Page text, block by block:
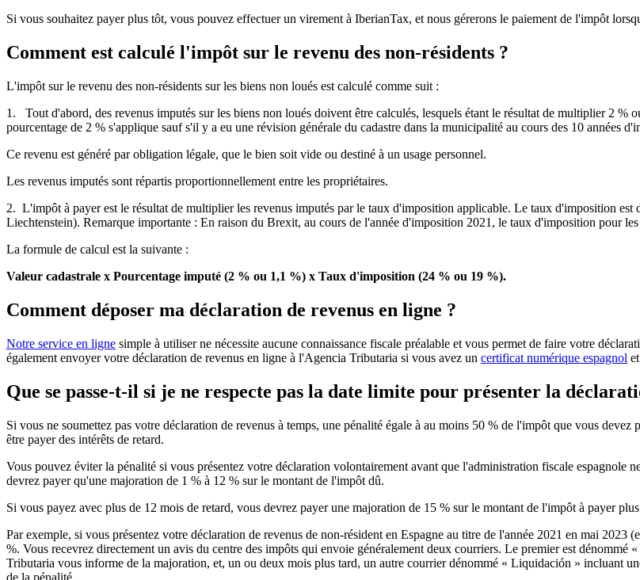
Si vous souhaitez payer plus tôt, vous pouvez effectuer un virement à IberianTax, et nous gérerons le paiement de l'impôt
Comment est calculé l'impôt sur le revenu des non-résidents ?
L'impôt sur le revenu des non-résidents sur les biens non loués est calculé comme suit :
1. Tout d'abord, des revenus imputés sur les biens non loués doivent être calculés, lesquels étant le résultat de multiplier 2 %
pourcentage de 2 % s'applique sauf s'il y a eu une révision générale du cadastre dans la municipalité au cours des 10 années
Ce revenu est généré par obligation légale, que le bien soit vide ou destiné à un usage personnel.
Les revenus imputés sont répartis proportionnellement entre les propriétaires.
2. L'impôt à payer est le résultat de multiplier les revenus imputés par le taux d'imposition applicable. Le taux d'imposition
Liechtenstein). Remarque importante : En raison du Brexit, au cours de l'année d'imposition 2021, le taux d'imposition pour
La formule de calcul est la suivante :
Valeur cadastrale x Pourcentage imputé (2 % ou 1,1 %) x Taux d'imposition (24 % ou 19 %).
Comment déposer ma déclaration de revenus en ligne ?
Notre service en ligne simple à utiliser ne nécessite aucune connaissance fiscale préalable et vous permet de faire votre
également envoyer votre déclaration de revenus en ligne à l'Agencia Tributaria si vous avez un certificat numérique espagnol
Que se passe-t-il si je ne respecte pas la date limite pour présenter la
Si vous ne soumettez pas votre déclaration de revenus à temps, une pénalité égale à au moins 50 % de l'impôt que vous devez
être payer des intérêts de retard.
Vous pouvez éviter la pénalité si vous présentez votre déclaration volontairement avant que l'administration fiscale espagnole
devrez payer qu'une majoration de 1 % à 12 % sur le montant de l'impôt dû.
Si vous payez avec plus de 12 mois de retard, vous devrez payer une majoration de 15 % sur le montant de l'impôt à payerplus
Par exemple, si vous présentez votre déclaration de revenus de non-résident en Espagne au titre de l'année 2021 en mai
%. Vous recevrez directement un avis du centre des impôts qui envoie généralement deux courriers. Le premier est
Tributaria vous informe de la majoration, et, un ou deux mois plus tard, un autre courrier dénommé « Liquidación » incluant
de la pénalité.